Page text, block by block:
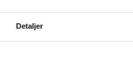
Detaljer
zu De Små Fisk
Teltplads
Von:500,00kr.